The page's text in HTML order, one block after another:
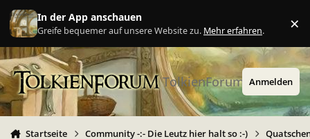
Zu Inhalt springen
In der App anschauen
Greife bequemer auf unsere Website zu. Mehr erfahren. ×
TolkienForum Anmelden
Startseite Community -:- Die Leutz hier halt so :-)